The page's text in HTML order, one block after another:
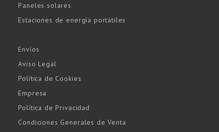
Paneles solares
Estaciones de energía portátiles
Envíos
Aviso Legal
Política de Cookies
Empresa
Política de Privacidad
Condiciones Generales de Venta